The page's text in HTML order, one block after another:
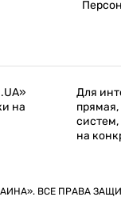
на
Для
систем,
на
ВСЕ ПРАВА